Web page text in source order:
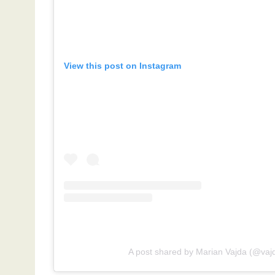
View this post on Instagram
A post shared by Marian Vajda